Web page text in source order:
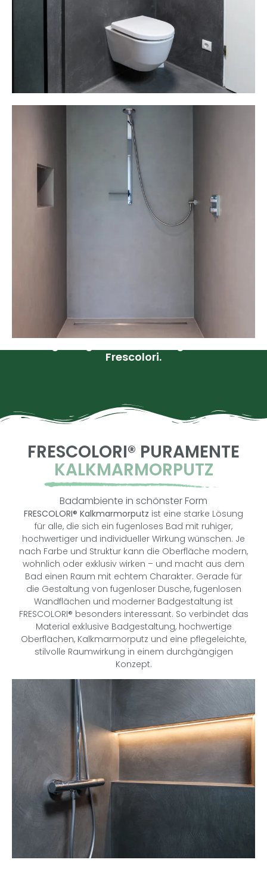
Frescolori.
FRESCOLORI® PURAMENTE
KALKMARMORPUTZ
Badambiente in schönster Form
FRESCOLORI® Kalkmarmorputz ist eine starke Lösung
für alle, die sich ein fugenloses Bad mit ruhiger,
hochwertiger und individueller Wirkung wünschen. Je
nach Farbe und Struktur kann die Oberfläche modern,
wohnlich oder exklusiv wirken – und macht aus dem
Bad einen Raum mit echtem Charakter. Gerade für
die Gestaltung von fugenloser Dusche, fugenlosen
Wandflächen und moderner Badgestaltung ist
FRESCOLORI® besonders interessant. So verbindet das
Material exklusive Badgestaltung, hochwertige
Oberflächen, Kalkmarmorputz und eine pflegeleichte,
stilvolle Raumwirkung in einem durchgängigen
Konzept.